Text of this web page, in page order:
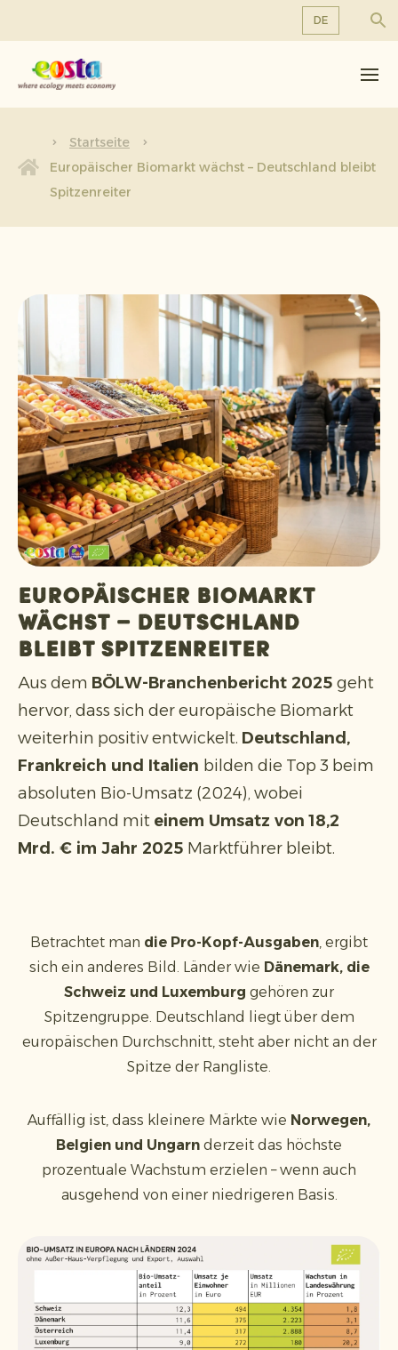
DE
Über uns
Produkte
Nachhaltigkeit
Neuigkeiten & Veröffentlichungen
Arbeiten bei Eosta
Startseite
Europäischer Biomarkt wächst – Deutschland bleibt
Spitzenreiter
Europäischer Biomarkt
wächst – Deutschland
bleibt Spitzenreiter
Aus dem BÖLW-Branchenbericht 2025 geht
hervor, dass sich der europäische Biomarkt
weiterhin positiv entwickelt. Deutschland,
Frankreich und Italien bilden die Top 3 beim
absoluten Bio-Umsatz (2024), wobei
Deutschland mit einem Umsatz von 18,2
Mrd. € im Jahr 2025 Marktführer bleibt.
Betrachtet man die Pro-Kopf-Ausgaben , ergibt
sich ein anderes Bild. Länder wie Dänemark, die
Schweiz und Luxemburg gehören zur
Spitzengruppe. Deutschland liegt über dem
europäischen Durchschnitt, steht aber nicht an der
Spitze der Rangliste.
Auffällig ist, dass kleinere Märkte wie Norwegen,
Belgien und Ungarn derzeit das höchste
prozentuale Wachstum erzielen – wenn auch
ausgehend von einer niedrigeren Basis.